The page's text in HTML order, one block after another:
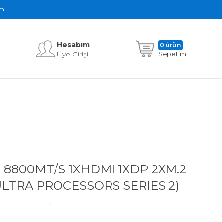
Hesabım
Üye Girişi
Sepetim
0 ürün
S 1XHDMI 1XDP 2XM.2
PROCESSORS SERIES 2)